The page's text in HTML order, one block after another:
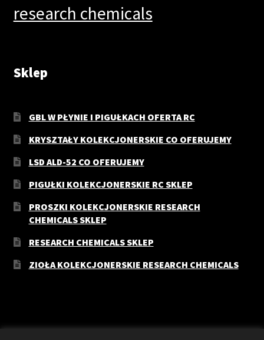
research chemicals
Sklep
GBL W PŁYNIE I PIGUŁKACH OFERTA RC
KRYSZTAŁY KOLEKCJONERSKIE CO OFERUJEMY
LSD ALD-52 CO OFERUJEMY
PIGUŁKI KOLEKCJONERSKIE RC SKLEP
PROSZKI KOLEKCJONERSKIE RESEARCH
CHEMICALS SKLEP
RESEARCH CHEMICALS SKLEP
ZIOŁA KOLEKCJONERSKIE RESEARCH CHEMICALS